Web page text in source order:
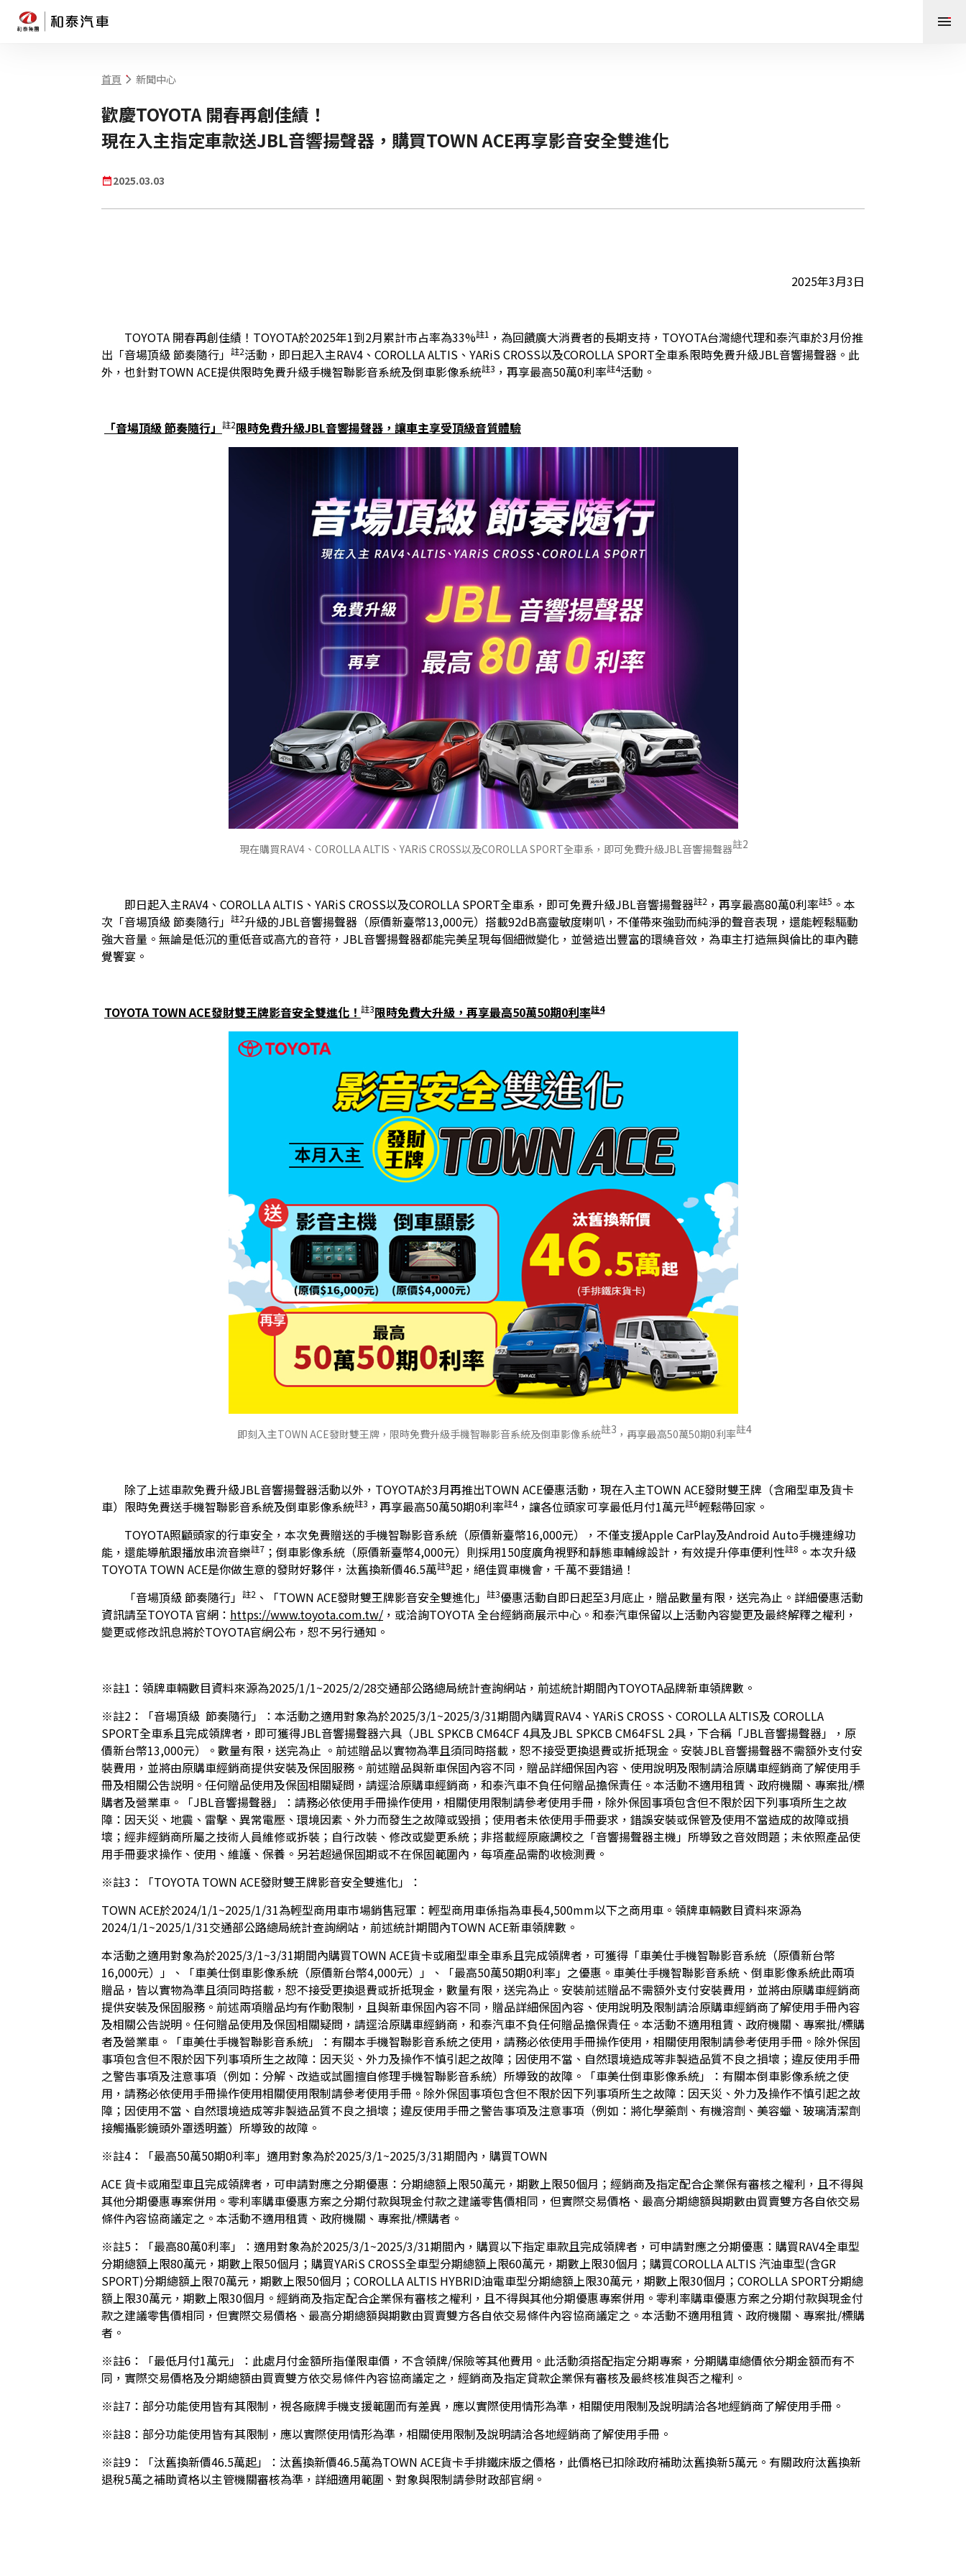
首頁 新聞中心
歡慶TOYOTA 開春再創佳績！
現在入主指定車款送JBL音響揚聲器，購買TOWN ACE再享影音安全雙進化
2025.03.03
	2025年3月3日
TOYOTA 開春再創佳績！TOYOTA於2025年1到2月累計市占率為33%註1 ，為回饋廣大消費者的長期支持，TOYOTA台灣總代理和泰汽車於3月份推
出「音場頂級 節奏隨行」 註2活動，即日起入主RAV4、COROLLA ALTIS、YARiS CROSS以及COROLLA SPORT全車系限時免費升級JBL音響揚聲器。此
外，也針對TOWN ACE提供限時免費升級手機智聯影音系統及倒車影像系統註3 ，再享最高50萬0利率註4活動。
「音場頂級 節奏隨行」 註2限時免費升級JBL音響揚聲器，讓車主享受頂級音質體驗
現在購買RAV4、COROLLA ALTIS、YARiS CROSS以及COROLLA SPORT全車系，即可免費升級JBL音響揚聲器註2
即日起入主RAV4、COROLLA ALTIS、YARiS CROSS以及COROLLA SPORT全車系，即可免費升級JBL音響揚聲器註2 ，再享最高80萬0利率註5 。本
次「音場頂級 節奏隨行」 註2升級的JBL音響揚聲器（原價新臺幣13,000元）搭載92dB高靈敏度喇叭，不僅帶來強勁而純淨的聲音表現，還能輕鬆驅動
強大音量。無論是低沉的重低音或高亢的音符，JBL音響揚聲器都能完美呈現每個細微變化，並營造出豐富的環繞音效，為車主打造無與倫比的車內聽
覺饗宴。
TOYOTA TOWN ACE發財雙王牌影音安全雙進化！ 註3限時免費大升級，再享最高50萬50期0利率註4
即刻入主TOWN ACE發財雙王牌，限時免費升級手機智聯影音系統及倒車影像系統註3 ，再享最高50萬50期0利率註4
除了上述車款免費升級JBL音響揚聲器活動以外，TOYOTA於3月再推出TOWN ACE優惠活動，現在入主TOWN ACE發財雙王牌（含廂型車及貨卡
車）限時免費送手機智聯影音系統及倒車影像系統註3 ，再享最高50萬50期0利率註4，讓各位頭家可享最低月付1萬元註6輕鬆帶回家。
TOYOTA照顧頭家的行車安全，本次免費贈送的手機智聯影音系統（原價新臺幣16,000元），不僅支援Apple CarPlay及Android Auto手機連線功
能，還能導航跟播放串流音樂註7 ；倒車影像系統（原價新臺幣4,000元）則採用150度廣角視野和靜態車輔線設計，有效提升停車便利性註8 。本次升級
TOYOTA TOWN ACE是你做生意的發財好夥伴，汰舊換新價46.5萬註9起，絕佳買車機會，千萬不要錯過！
「音場頂級 節奏隨行」 註2 、「TOWN ACE發財雙王牌影音安全雙進化」 註3優惠活動自即日起至3月底止，贈品數量有限，送完為止。詳細優惠活動
資訊請至TOYOTA 官網： https://www.toyota.com.tw/ ，或洽詢TOYOTA 全台經銷商展示中心。和泰汽車保留以上活動內容變更及最終解釋之權利，
變更或修改訊息將於TOYOTA官網公布，恕不另行通知。
※註1：領牌車輛數目資料來源為2025/1/1~2025/2/28交通部公路總局統計查詢網站，前述統計期間內TOYOTA品牌新車領牌數。
※註2：「音場頂級  節奏隨行」：本活動之適用對象為於2025/3/1~2025/3/31期間內購買RAV4、YARiS CROSS、COROLLA ALTIS及 COROLLA
SPORT全車系且完成領牌者，即可獲得JBL音響揚聲器六具（JBL SPKCB CM64CF 4具及JBL SPKCB CM64FSL 2具，下合稱「JBL音響揚聲器」，原
價新台幣13,000元）。數量有限，送完為止 。前述贈品以實物為準且須同時搭載，恕不接受更換退費或折抵現金。安裝JBL音響揚聲器不需額外支付安
裝費用，並將由原購車經銷商提供安裝及保固服務。前述贈品與新車保固內容不同，贈品詳細保固內容、使用說明及限制請洽原購車經銷商了解使用手
冊及相關公吿説明。任何贈品使用及保固相關疑問，請逕洽原購車經銷商，和泰汽車不負任何贈品擔保責任。本活動不適用租賃、政府機關、專案批/標
購者及營業車。「JBL音響揚聲器」：請務必依使用手冊操作使用，相關使用限制請參考使用手冊，除外保固事項包含但不限於因下列事項所生之故
障：因天災、地震、雷擊、異常電壓、環境因素、外力而發生之故障或毀損；使用者未依使用手冊要求，錯誤安裝或保管及使用不當造成的故障或損
壞；經非經銷商所屬之技術人員維修或拆裝；自行改裝、修改或變更系統；非搭載經原廠調校之「音響揚聲器主機」所導致之音效問題；未依照產品使
用手冊要求操作、使用、維護、保養。另若超過保固期或不在保固範圍內，每項產品需酌收檢測費。
※註3：「TOYOTA TOWN ACE發財雙王牌影音安全雙進化」：
TOWN ACE於2024/1/1~2025/1/31為輕型商用車市場銷售冠軍：輕型商用車係指為車長4,500mm以下之商用車。領牌車輛數目資料來源為
2024/1/1~2025/1/31交通部公路總局統計查詢網站，前述統計期間內TOWN ACE新車領牌數。
本活動之適用對象為於2025/3/1~3/31期間內購買TOWN ACE貨卡或廂型車全車系且完成領牌者，可獲得「車美仕手機智聯影音系統（原價新台幣
16,000元）」、「車美仕倒車影像系統（原價新台幣4,000元）」、「最高50萬50期0利率」之優惠。車美仕手機智聯影音系統、倒車影像系統此兩項
贈品，皆以實物為準且須同時搭載，恕不接受更換退費或折抵現金，數量有限，送完為止。安裝前述贈品不需額外支付安裝費用，並將由原購車經銷商
提供安裝及保固服務。前述兩項贈品均有作動限制，且與新車保固內容不同，贈品詳細保固內容、使用說明及限制請洽原購車經銷商了解使用手冊內容
及相關公告説明。任何贈品使用及保固相關疑問，請逕洽原購車經銷商，和泰汽車不負任何贈品擔保責任。本活動不適用租賃、政府機關、專案批/標購
者及營業車。「車美仕手機智聯影音系統」：有關本手機智聯影音系統之使用，請務必依使用手冊操作使用，相關使用限制請參考使用手冊。除外保固
事項包含但不限於因下列事項所生之故障：因天災、外力及操作不慎引起之故障；因使用不當、自然環境造成等非製造品質不良之損壞；違反使用手冊
之警告事項及注意事項（例如：分解、改造或試圖擅自修理手機智聯影音系統）所導致的故障。「車美仕倒車影像系統」：有關本倒車影像系統之使
用，請務必依使用手冊操作使用相關使用限制請參考使用手冊。除外保固事項包含但不限於因下列事項所生之故障：因天災、外力及操作不慎引起之故
障；因使用不當、自然環境造成等非製造品質不良之損壞；違反使用手冊之警告事項及注意事項（例如：將化學藥劑、有機溶劑、美容蠟、玻璃清潔劑
接觸攝影鏡頭外罩透明蓋）所導致的故障。
※註4：「最高50萬50期0利率」適用對象為於2025/3/1~2025/3/31期間內，購買TOWN
ACE 貨卡或廂型車且完成領牌者，可申請對應之分期優惠：分期總額上限50萬元，期數上限50個月；經銷商及指定配合企業保有審核之權利，且不得與
其他分期優惠專案併用。零利率購車優惠方案之分期付款與現金付款之建議零售價相同，但實際交易價格、最高分期總額與期數由買賣雙方各自依交易
條件內容協商議定之。本活動不適用租賃、政府機關、專案批/標購者。
※註5：「最高80萬0利率」：適用對象為於2025/3/1~2025/3/31期間內，購買以下指定車款且完成領牌者，可申請對應之分期優惠：購買RAV4全車型
分期總額上限80萬元，期數上限50個月；購買YARiS CROSS全車型分期總額上限60萬元，期數上限30個月；購買COROLLA ALTIS 汽油車型(含GR
SPORT)分期總額上限70萬元，期數上限50個月；COROLLA ALTIS HYBRID油電車型分期總額上限30萬元，期數上限30個月；COROLLA SPORT分期總
額上限30萬元，期數上限30個月。經銷商及指定配合企業保有審核之權利，且不得與其他分期優惠專案併用。零利率購車優惠方案之分期付款與現金付
款之建議零售價相同，但實際交易價格、最高分期總額與期數由買賣雙方各自依交易條件內容協商議定之。本活動不適用租賃、政府機關、專案批/標購
者。
※註6：「最低月付1萬元」：此處月付金額所指僅限車價，不含領牌/保險等其他費用。此活動須搭配指定分期專案，分期購車總價依分期金額而有不
同，實際交易價格及分期總額由買賣雙方依交易條件內容協商議定之，經銷商及指定貸款企業保有審核及最終核准與否之權利。
※註7：部分功能使用皆有其限制，視各廠牌手機支援範圍而有差異，應以實際使用情形為準，相關使用限制及說明請洽各地經銷商了解使用手冊。
※註8：部分功能使用皆有其限制，應以實際使用情形為準，相關使用限制及說明請洽各地經銷商了解使用手冊。
※註9：「汰舊換新價46.5萬起」：汰舊換新價46.5萬為TOWN ACE貨卡手排鐵床版之價格，此價格已扣除政府補助汰舊換新5萬元。有關政府汰舊換新
退稅5萬之補助資格以主管機關審核為準，詳細適用範圍、對象與限制請參財政部官網。